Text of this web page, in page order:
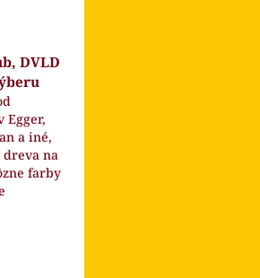
DVLD
Egger,
a iné,
na
farby